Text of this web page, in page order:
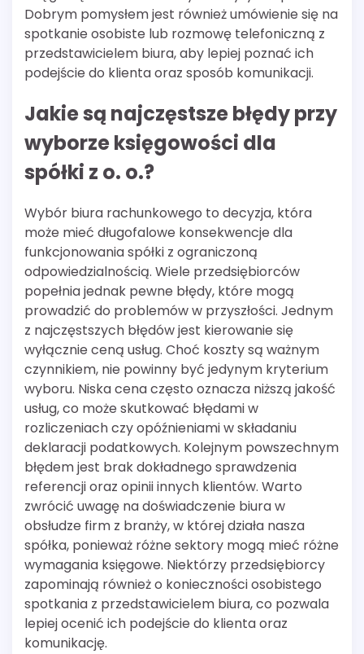
Dobrym pomysłem jest również umówienie się na
spotkanie osobiste lub rozmowę telefoniczną z
przedstawicielem biura, aby lepiej poznać ich
podejście do klienta oraz sposób komunikacji.
Jakie są najczęstsze błędy przy
wyborze księgowości dla
spółki z o. o.?
Wybór biura rachunkowego to decyzja, która
może mieć długofalowe konsekwencje dla
funkcjonowania spółki z ograniczoną
odpowiedzialnością. Wiele przedsiębiorców
popełnia jednak pewne błędy, które mogą
prowadzić do problemów w przyszłości. Jednym
z najczęstszych błędów jest kierowanie się
wyłącznie ceną usług. Choć koszty są ważnym
czynnikiem, nie powinny być jedynym kryterium
wyboru. Niska cena często oznacza niższą jakość
usług, co może skutkować błędami w
rozliczeniach czy opóźnieniami w składaniu
deklaracji podatkowych. Kolejnym powszechnym
błędem jest brak dokładnego sprawdzenia
referencji oraz opinii innych klientów. Warto
zwrócić uwagę na doświadczenie biura w
obsłudze firm z branży, w której działa nasza
spółka, ponieważ różne sektory mogą mieć różne
wymagania księgowe. Niektórzy przedsiębiorcy
zapominają również o konieczności osobistego
spotkania z przedstawicielem biura, co pozwala
lepiej ocenić ich podejście do klienta oraz
komunikację.